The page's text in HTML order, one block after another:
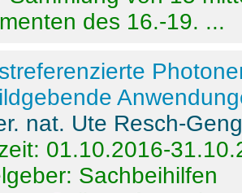
des 16.-19. ...
nat. Ute Resch-
01.10.2016-
Sachbeihilfen